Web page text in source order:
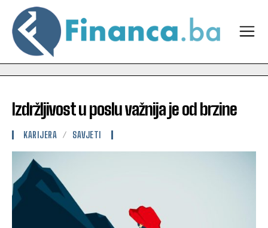
Izdržljivost u poslu važnija je od brzine
KARIJERA SAVJETI